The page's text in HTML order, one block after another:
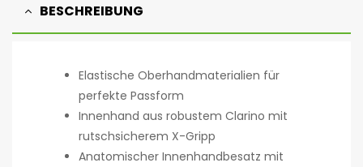
BESCHREIBUNG
Elastische Oberhandmaterialien für
perfekte Passform
Innenhand aus robustem Clarino mit
rutschsicherem X-Gripp
Anatomischer Innenhandbesatz mit